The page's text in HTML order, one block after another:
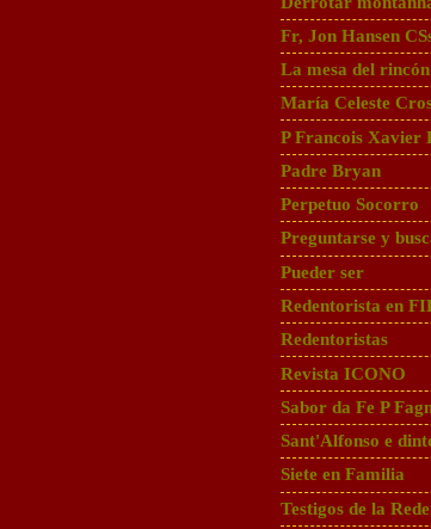
Fr, Jon Hansen
La mesa del
María Celeste
P Francois Xavier
Padre Bryan
Perpetuo Socorro
Preguntarse y
Pueder ser
Redentorista en
Redentoristas
Revista ICONO
Sabor da Fe P
Sant'Alfonso e
Siete en Familia
Testigos de la